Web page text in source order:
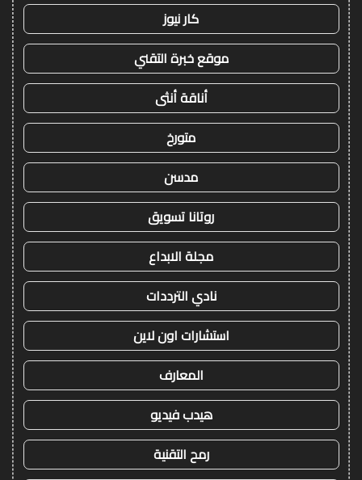
كار نيوز
موقع خبرة التقني
أناقة أنثى
متورخ
مدسن
روتانا تسويق
مجلة الابداع
نادي الترددات
استشارات اون لاين
المعارف
هيدب فيديو
رمح التقنية